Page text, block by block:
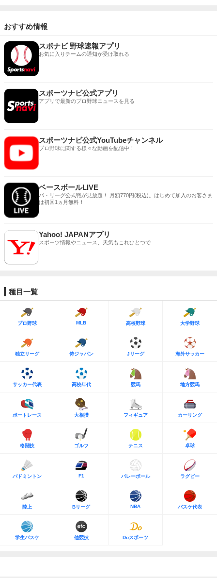
おすすめ情報
スポナビ 野球速報アプリ
お気に入りチームの通知が受け取れる
スポーツナビ公式アプリ
アプリで最新のプロ野球ニュースを見る
スポーツナビ公式YouTubeチャンネル
プロ野球に関する様々な動画を配信中！
ベースボールLIVE
パ・リーグ公式戦が見放題！ 月額770円(税込)。はじめて加入のお客さま
は初回1ヵ月無料！
Yahoo! JAPANアプリ
スポーツ情報やニュース、天気もこれひとつで
種目一覧
プロ野球 MLB 高校野球 大学野球
独立リーグ 侍ジャパン Jリーグ 海外サッカー
サッカー代表 高校年代 競馬 地方競馬
ボートレース 大相撲 フィギュア カーリング
格闘技 ゴルフ テニス 卓球
バドミントン F1 バレーボール ラグビー
陸上 Bリーグ NBA バスケ代表
学生バスケ 他競技 Doスポーツ